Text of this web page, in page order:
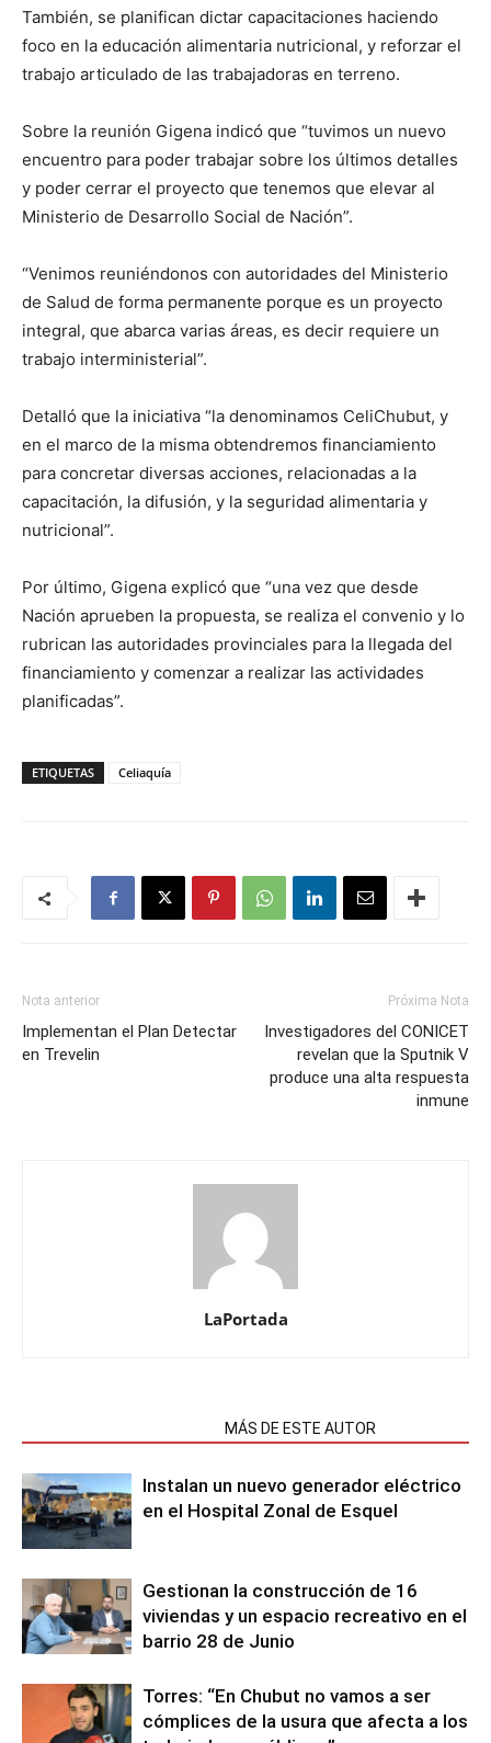
También, se planifican dictar capacitaciones haciendo
foco en la educación alimentaria nutricional, y reforzar el
trabajo articulado de las trabajadoras en terreno.
Sobre la reunión Gigena indicó que “tuvimos un nuevo
encuentro para poder trabajar sobre los últimos detalles
y poder cerrar el proyecto que tenemos que elevar al
Ministerio de Desarrollo Social de Nación”.
“Venimos reuniéndonos con autoridades del Ministerio
de Salud de forma permanente porque es un proyecto
integral, que abarca varias áreas, es decir requiere un
trabajo interministerial”.
Detalló que la iniciativa “la denominamos CeliChubut, y
en el marco de la misma obtendremos financiamiento
para concretar diversas acciones, relacionadas a la
capacitación, la difusión, y la seguridad alimentaria y
nutricional”.
Por último, Gigena explicó que “una vez que desde
Nación aprueben la propuesta, se realiza el convenio y lo
rubrican las autoridades provinciales para la llegada del
financiamiento y comenzar a realizar las actividades
planificadas”.
ETIQUETAS Celiaquía
Nota anterior
Implementan el Plan Detectar
en Trevelin
Próxima Nota
Investigadores del CONICET
revelan que la Sputnik V
produce una alta respuesta
inmune
LaPortada
MÁS DE ESTE AUTOR
Instalan un nuevo generador eléctrico
en el Hospital Zonal de Esquel
Gestionan la construcción de 16
viviendas y un espacio recreativo en el
barrio 28 de Junio
Torres: “En Chubut no vamos a ser
cómplices de la usura que afecta a los